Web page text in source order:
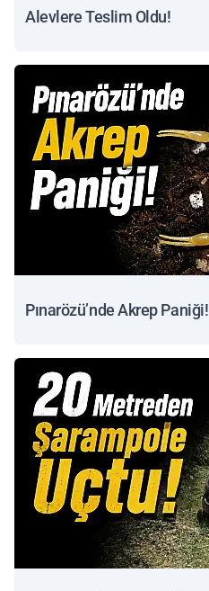
Alevlere Teslim Oldu!
Pınarözü’nde Akrep Paniği!